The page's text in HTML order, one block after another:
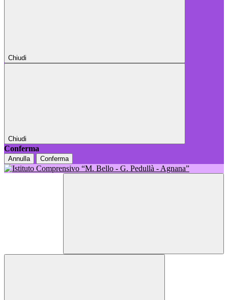
Chiudi
Chiudi
Conferma
Annulla Conferma